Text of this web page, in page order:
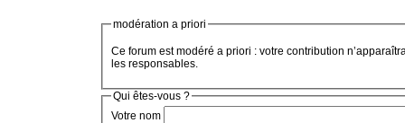
modération a priori
Ce forum est modéré a priori : votre contribution
les responsables.
Qui êtes-vous ?
Votre nom